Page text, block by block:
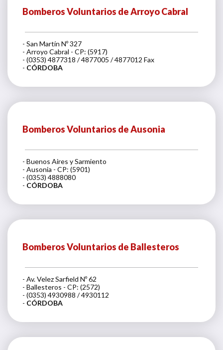
Bomberos Voluntarios de Arroyo Cabral
- San Martín Nº 327
- Arroyo Cabral - CP: (5917)
- (0353) 4877318 / 4877005 / 4877012 Fax
- CÓRDOBA
Bomberos Voluntarios de Ausonia
- Buenos Aires y Sarmiento
- Ausonia - CP: (5901)
- (0353) 4888080
- CÓRDOBA
Bomberos Voluntarios de Ballesteros
- Av. Velez Sarfield Nº 62
- Ballesteros - CP: (2572)
- (0353) 4930988 / 4930112
- CÓRDOBA